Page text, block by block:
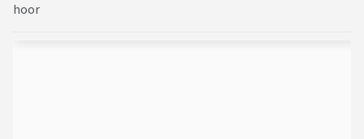
hoor